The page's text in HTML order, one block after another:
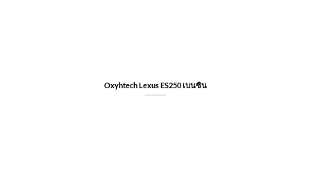
Oxyhtech Lexus ES250 เบนซิน